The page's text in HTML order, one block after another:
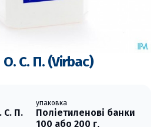
С. П. (Virbac)
С. П.
упаковка
Поліетиленові банки
100 або 200 г,